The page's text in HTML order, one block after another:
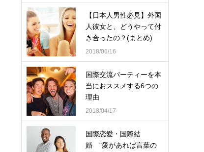
【日本人男性必見】外国
人彼女と、どうやって付
き合ったの？(まとめ)
2018/06/16
国際交流パーティーを本
当におススメする6つの
理由
2018/04/17
国際恋愛・国際結
婚 "愛があれば言葉の